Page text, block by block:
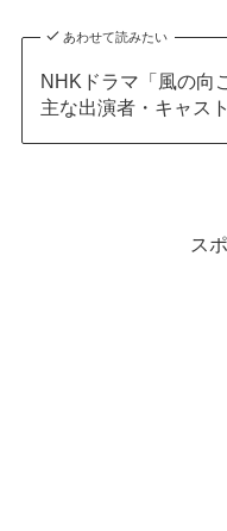
あわせて読みたい
NHKドラマ「風の向
主な出演者・キャス
ス